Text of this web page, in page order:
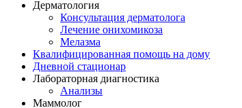
Дерматология
Консультация дерматолога
Лечение онихомикоза
Мелазма
Квалифицированная помощь на дому
Дневной стационар
Лабораторная диагностика
Анализы
Маммолог